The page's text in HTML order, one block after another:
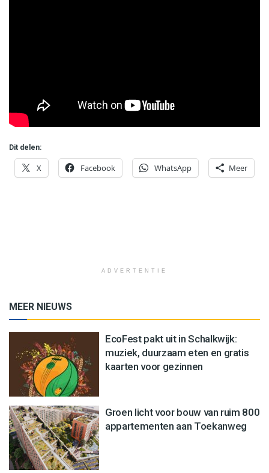
Dit delen:
X Facebook WhatsApp Meer
ADVERTENTIE
MEER NIEUWS
EcoFest pakt uit in Schalkwijk:
muziek, duurzaam eten en gratis
kaarten voor gezinnen
Groen licht voor bouw van ruim 800
appartementen aan Toekanweg